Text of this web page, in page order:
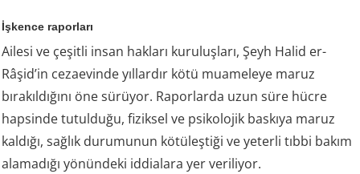
İşkence raporları
Ailesi ve çeşitli insan hakları kuruluşları, Şeyh Halid er-
Râşid’in cezaevinde yıllardır kötü muameleye maruz
bırakıldığını öne sürüyor. Raporlarda uzun süre hücre
hapsinde tutulduğu, fiziksel ve psikolojik baskıya maruz
kaldığı, sağlık durumunun kötüleştiği ve yeterli tıbbi bakım
alamadığı yönündeki iddialara yer veriliyor.